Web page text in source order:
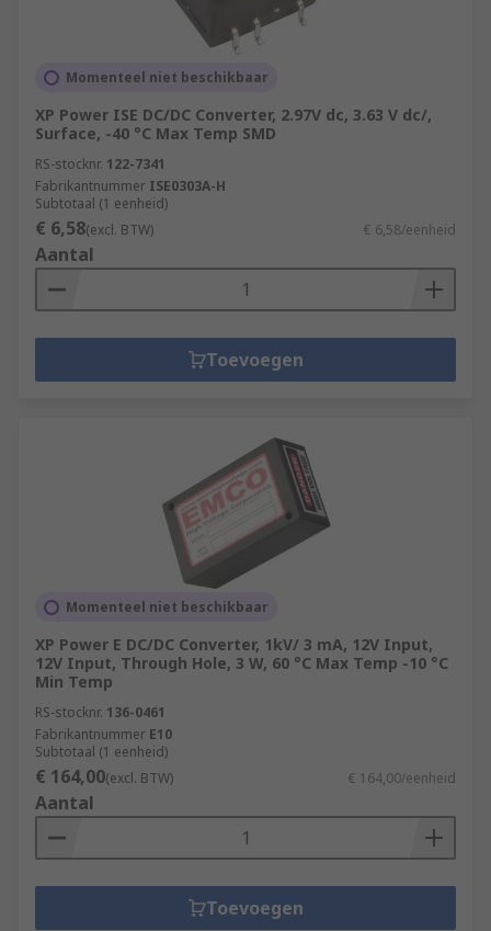
Momenteel niet beschikbaar
XP Power ISE DC/DC Converter, 2.97V dc, 3.63 V dc/,
Surface, -40 °C Max Temp SMD
RS-stocknr. 122-7341
Fabrikantnummer ISE0303A-H
Subtotaal (1 eenheid)
€ 6,58(excl. BTW) € 6,58/eenheid
Aantal
Toevoegen
Momenteel niet beschikbaar
XP Power E DC/DC Converter, 1kV/ 3 mA, 12V Input,
12V Input, Through Hole, 3 W, 60 °C Max Temp -10 °C
Min Temp
RS-stocknr. 136-0461
Fabrikantnummer E10
Subtotaal (1 eenheid)
€ 164,00(excl. BTW) € 164,00/eenheid
Aantal
Toevoegen